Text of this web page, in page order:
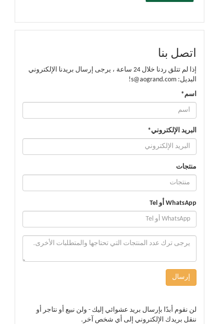
اتصل بنا
إذا لم تتلق ردنا خلال 24 ساعة ، يرجى إرسال بريدنا الإلكتروني
البديل: s@aogrand.com!
اسم*
البريد الإلكتروني*
منتجات
WhatsApp أو Tel
إرسال
لن نقوم أبدًا بإرسال بريد عشوائي إليك - ولن نبيع أو نتاجر أو
ننقل بريدك الإلكتروني إلى أي شخص آخر.